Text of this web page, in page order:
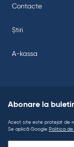
Contacte
Știri
A-kassa
Abonare la
Acest site este protejat de
Se aplică Google Politica